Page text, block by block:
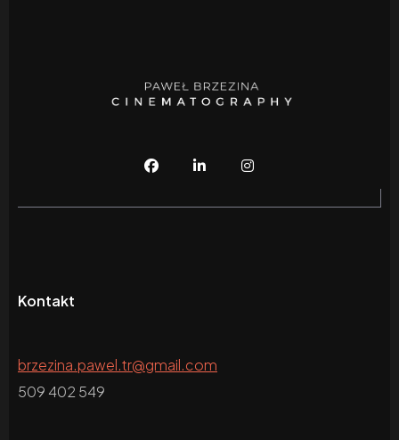
Kontakt
brzezina.pawel.tr@gmail.com
509 402 549